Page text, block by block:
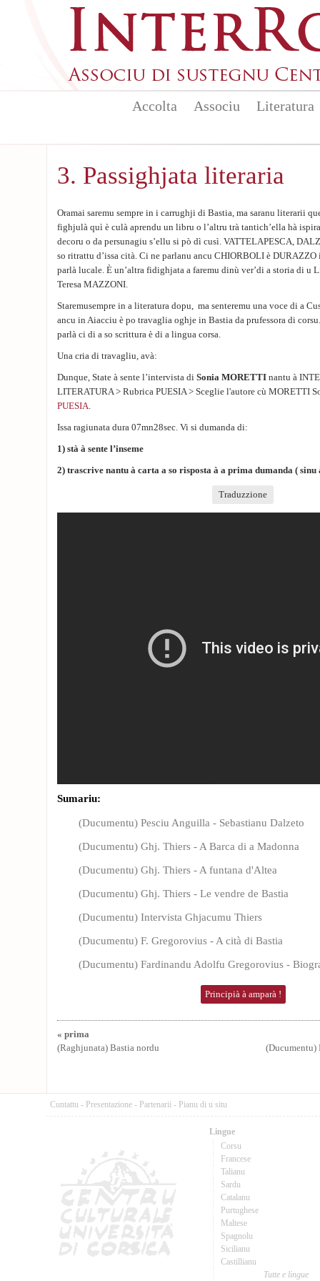
Accolta Associu Literatura
3. Passighjata literaria
Oramai saremu sempre in i carrughji di Bastia, ma saranu literarii
fighjulà quì è culà aprendu un libru o l’altru trà tantich’ella hà
decoru o da persunagiu s’ellu si pò dì cusì. VATTELAPESCA,
so ritrattu d’issa cità. Ci ne parlanu ancu CHIORBOLI è
parlà lucale. È un’altra fidighjata a faremu dinù ver’di a storia di u
Teresa MAZZONI.
Staremusempre in a literatura dopu, ma senteremu una voce di a
ancu in Aiacciu è po travaglia oghje in Bastia da prufessora di
parlà ci di a so scrittura è di a lingua corsa.
Una cria di travagliu, avà:
Dunque, State à sente l’intervista di Sonia MORETTI nantu à
LITERATURA > Rubrica PUESIA > Sceglie l'autore cù MORETTI
PUESIA.
Issa ragiunata dura 07mn28sec. Vi si dumanda di:
1) stà à sente l’inseme
2) trascrive nantu à carta a so risposta à a prima dumanda ( sinu
Traduzzione
Sumariu:
(Ducumentu) Pesciu Anguilla - Sebastianu Dalzeto
(Ducumentu) Ghj. Thiers - A Barca di a Madonna
(Ducumentu) Ghj. Thiers - A funtana d'Altea
(Ducumentu) Ghj. Thiers - Le vendre de Bastia
(Ducumentu) Intervista Ghjacumu Thiers
(Ducumentu) F. Gregorovius - A cità di Bastia
(Ducumentu) Fardinandu Adolfu Gregorovius -
Principià à amparà !
« prima
(Raghjunata) Bastia nordu
(Ducumentu)
Cuntattu - Presentazione - Partenarii - Pianu di u situ
Lingue
Corsu
Francese
Talianu
Sardu
Catalanu
Purtughese
Maltese
Spagnolu
Sicilianu
Castillianu
Tutte e lingue